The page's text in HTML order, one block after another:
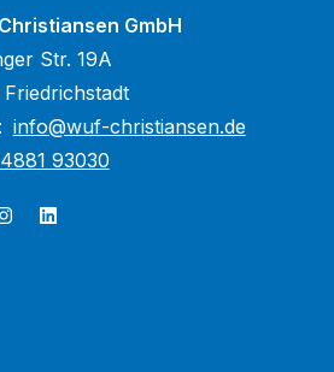
GmbH
Str. 19A
info@wuf-christiansen.de
93030